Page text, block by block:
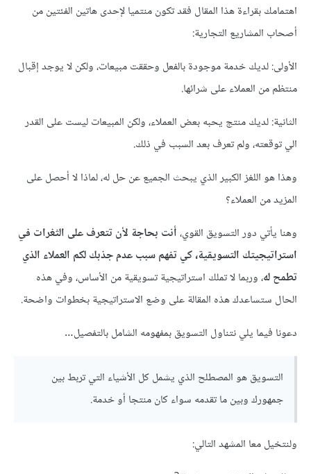
اهتمامك بقراءة هذا المقال فقد تكون منتميا لإحدى هاتين الفئتين من
أصحاب المشاريع التجارية:
الأولى: لديك خدمة موجودة بالفعل وحققت مبيعات، ولكن لا يوجد إقبال
منتظم من العملاء على شرائها.
الثانية: لديك منتج يحبه بعض العملاء، ولكن المبيعات ليست على القدر
الي توقعته، ولم تعرف بعد السبب في ذلك.
وهذا هو اللغز الكبير الذي يبحث الجميع عن حل له، لماذا لا أحصل على
المزيد من العملاء؟
وهنا يأتي دور التسويق القوي،أنت بحاجة لأن تتعرف على الثغرات في
استراتيجيتك التسويقية، كي تفهم سبب عدم جذبك لكم العملاء الذي
تطمح له، وربما لا تملك استراتيجية تسويقية من الأساس، وفي هذه
الحال ستساعدك هذه المقالة على وضع الاستراتيجية بخطوات واضحة.
دعونا فيما يلي نتناول التسويق بمفهومه الشامل بالتفصيل…
التسويق هو المصطلح الذي يشمل كل الأشياء التي تربط بين
جمهورك وبين ما تقدمه سواء كان منتجا أو خدمة.
ولنتخيل معا المشهد التالي: